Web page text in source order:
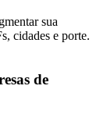
sua
cidades e porte.
de